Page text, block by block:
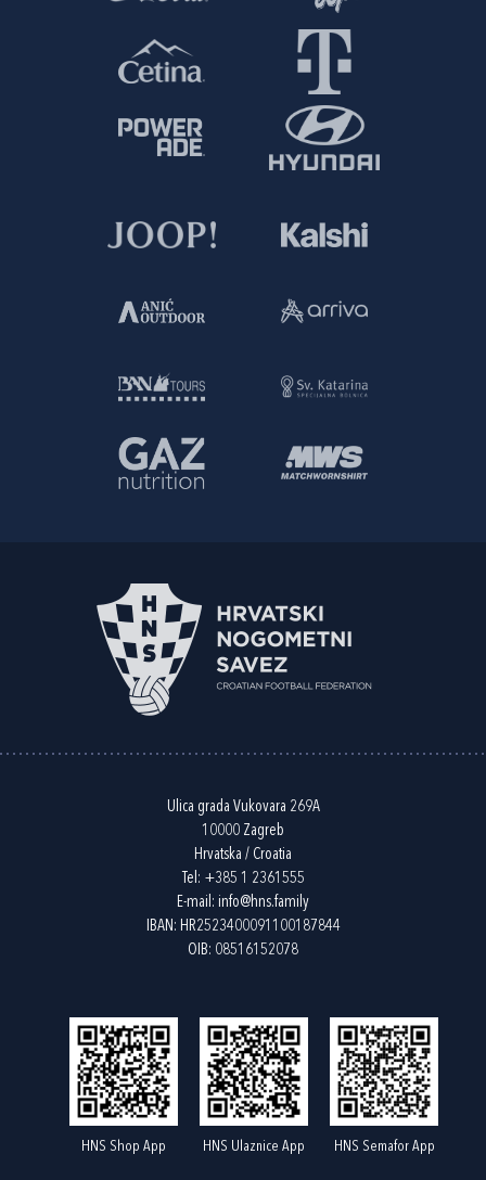
Ulica grada Vukovara 269A
10000 Zagreb
Hrvatska / Croatia
Tel: +385 1 2361555
E-mail: info@hns.family
IBAN: HR2523400091100187844
OIB: 08516152078
HNS Shop App HNS Ulaznice App HNS Semafor App